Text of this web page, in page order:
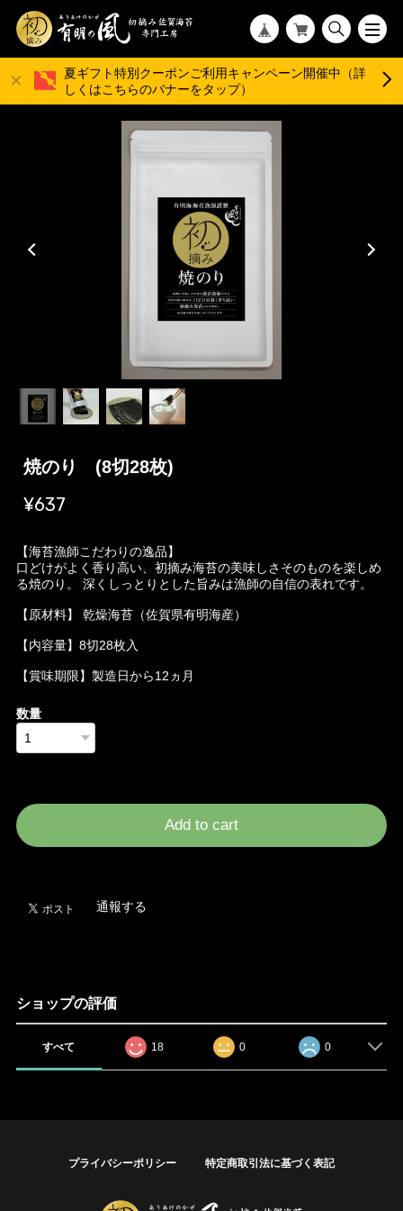
夏ギフト特別クーポンご利用キャンペーン開催中（詳
しくはこちらのバナーをタップ）
焼のり (8切28枚)
¥637
【海苔漁師こだわりの逸品】
口どけがよく香り高い、初摘み海苔の美味しさそのものを楽しめ
る焼のり。 深くしっとりとした旨みは漁師の自信の表れです。
【原材料】 乾燥海苔（佐賀県有明海産）
【内容量】8切28枚入
【賞味期限】製造日から12ヵ月
数量
Add to cart
通報する
ショップの評価
すべて 18 0 0
プライバシーポリシー 特定商取引法に基づく表記